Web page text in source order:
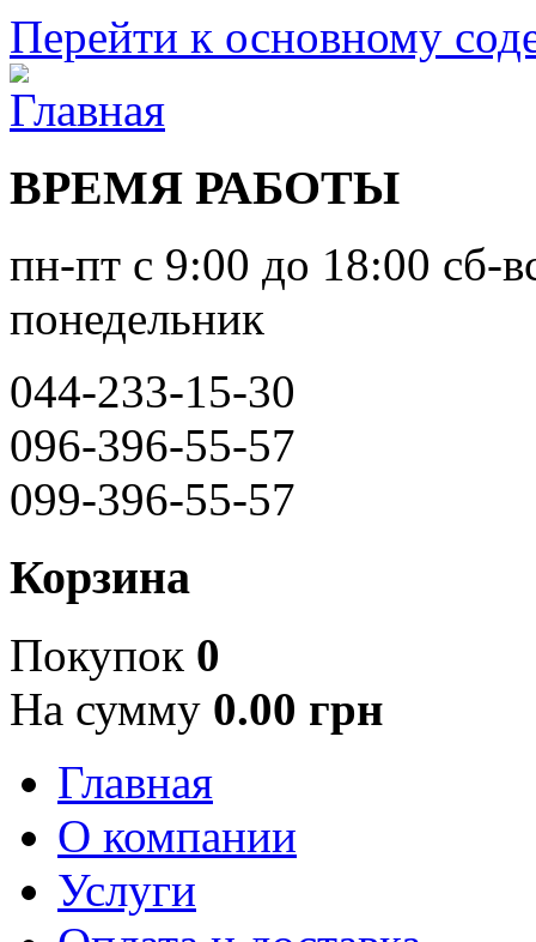
Перейти к основному
ВРЕМЯ РАБОТЫ
пн-пт с 9:00 до 18:00 сб-
понедельник
044-233-15-30
096-396-55-57
099-396-55-57
Корзина
Покупок 0
На сумму 0.00 грн
Главная
О компании
Услуги